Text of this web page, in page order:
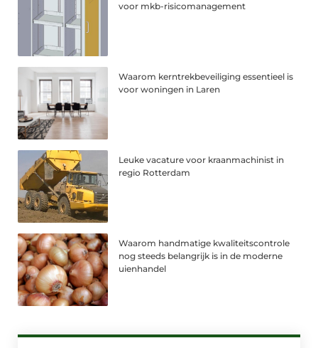
voor mkb-risicomanagement
Waarom kerntrekbeveiliging essentieel is
voor woningen in Laren
Leuke vacature voor kraanmachinist in
regio Rotterdam
Waarom handmatige kwaliteitscontrole
nog steeds belangrijk is in de moderne
uienhandel